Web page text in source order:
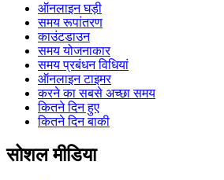
ऑनलाइन घड़ी
समय रूपांतरण
काउंटडाउन
समय योजनाकार
समय प्रबंधन विधियां
ऑनलाइन टाइमर
करने का सबसे अच्छा समय
कितने दिन हुए
कितने दिन बाकी
सोशल मीडिया